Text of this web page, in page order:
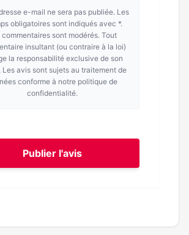
e-mail ne sera pas publiée. Les
obligatoires sont indiqués avec *.
commentaires sont modérés. Tout
insultant (ou contraire à la loi)
la responsabilité exclusive de son
Les avis sont sujets au traitement de
conforme à notre politique de
confidentialité.
Publier l'avis